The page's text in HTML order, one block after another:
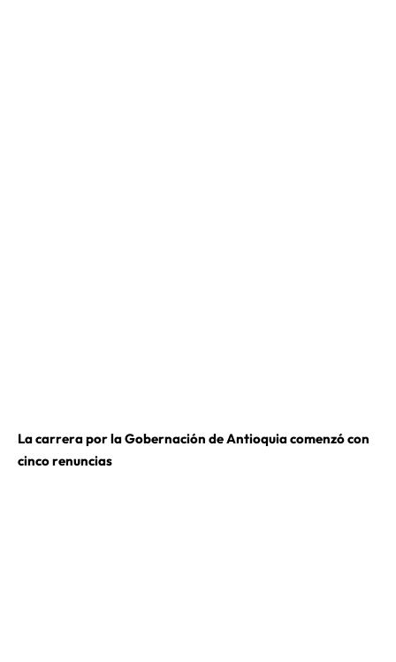
La carrera por la Gobernación de Antioquia comenzó con
cinco renuncias